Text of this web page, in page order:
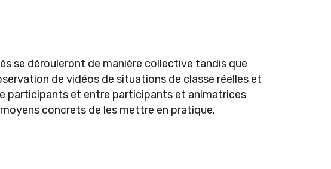
se dérouleront de manière collective tandis que
de vidéos de situations de classe réelles et
participants et entre participants et animatrices
concrets de les mettre en pratique.